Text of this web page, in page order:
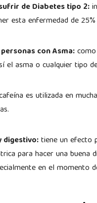
de Diabetes tipo 2:
esta enfermedad de
con Asma:
el asma o cualquier tipo
es utilizada en
tiene un efecto
para hacer una
en el momento